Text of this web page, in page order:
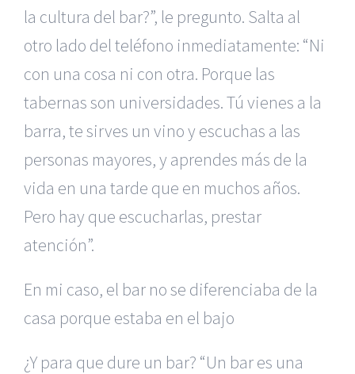
la cultura del bar?”, le pregunto. Salta al
otro lado del teléfono inmediatamente: “Ni
con una cosa ni con otra. Porque las
tabernas son universidades. Tú vienes a la
barra, te sirves un vino y escuchas a las
personas mayores, y aprendes más de la
vida en una tarde que en muchos años.
Pero hay que escucharlas, prestar
atención”.
En mi caso, el bar no se diferenciaba de la
casa porque estaba en el bajo
¿Y para que dure un bar? “Un bar es una